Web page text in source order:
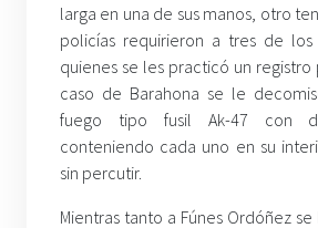
larga en una de sus manos, otro
policías requirieron a tres de los
quienes se les practicó un registro
caso de Barahona se le
fuego tipo fusil Ak-47 con
conteniendo cada uno en su
sin percutir.
Mientras tanto a Fúnes Ordóñez